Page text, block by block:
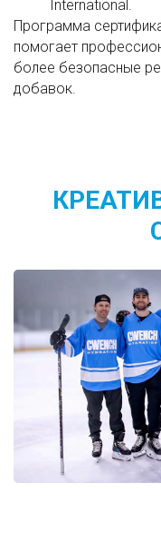
International.
Программа
помогает
более безопасные
добавок.